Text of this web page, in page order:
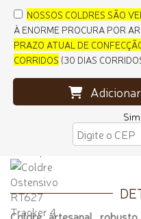
NOSSOS COLDRES SÃO
À ENORME PROCURA POR
PRAZO ATUAL DE
CORRIDOS (30 DIAS